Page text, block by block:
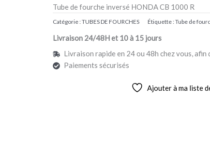
Tube de fourche inversé HONDA CB 1000 R
Catégorie :TUBES DE FOURCHES Étiquette :Tube de
Livraison 24/48H et 10 à 15 jours
Livraison rapide en 24 ou 48h chez vous,
Paiements sécurisés
Ajouter à ma liste